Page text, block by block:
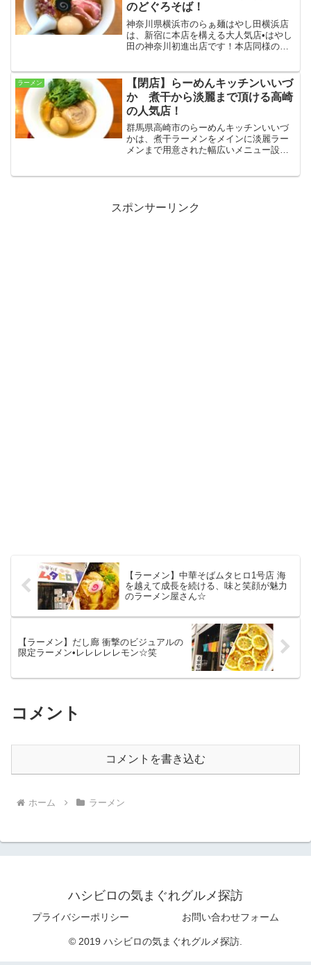
のどぐろそば！
神奈川県横浜市のらぁ麺はやし田横浜店
は、新宿に本店を構える大人気店•はやし
田の神奈川初進出店です！本店同様のハ
代表する大人気店の仲間入りを果たして
います☆
ラーメン
【閉店】らーめんキッチンいいづ
か 煮干から淡麗まで頂ける高崎
の人気店！
群馬県高崎市のらーめんキッチンいいづ
かは、煮干ラーメンをメインに淡麗ラー
メンまで用意された幅広いメニュー設定
スポンサーリンク
【ラーメン】中華そばムタヒロ1号店 海
を越えて成長を続ける、味と笑顔が魅力
のラーメン屋さん☆
【ラーメン】だし廊 衝撃のビジュアルの
限定ラーメン•レレレレレモン☆笑
コメント
コメントを書き込む
ホーム ラーメン
ハシビロの気まぐれグルメ探訪
プライバシーポリシー お問い合わせフォーム
© 2019 ハシビロの気まぐれグルメ探訪.